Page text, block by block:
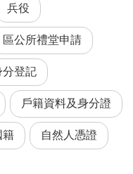
兵役
區公所禮堂申請
分登記
戶籍資料及身分證
籍 自然人憑證